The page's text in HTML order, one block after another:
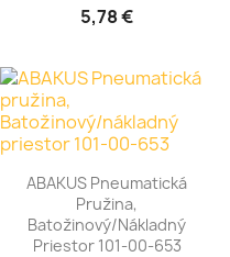
5,78 €
ABAKUS Pneumatická
Pružina,
Batožinový/nákladný
Priestor 101-00-653